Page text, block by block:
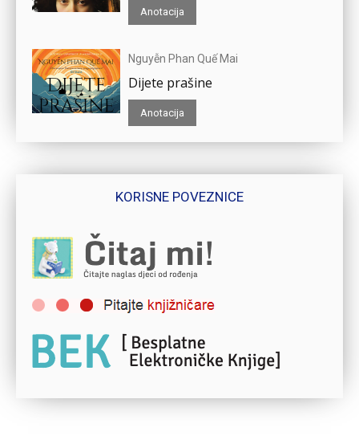
Anotacija
Nguyễn Phan Quế Mai
Dijete prašine
Anotacija
KORISNE POVEZNICE